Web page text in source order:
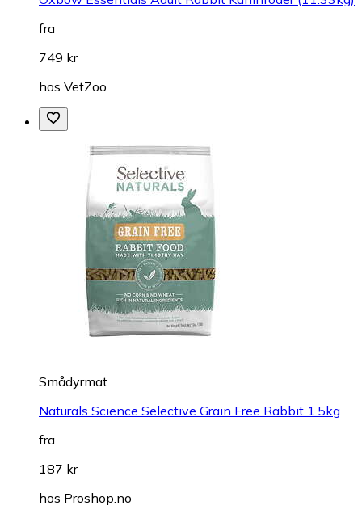
fra
749 kr
hos VetZoo
Smådyrmat
Naturals Science Selective Grain Free Rabbit 1.5kg
fra
187 kr
hos Proshop.no